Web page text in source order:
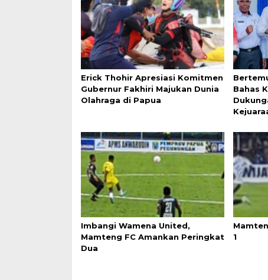
Erick Thohir Apresiasi Komitmen
Gubernur Fakhiri Majukan Dunia
Olahraga di Papua
Bahas
Imbangi Wamena United,
Mamteng FC Amankan Peringkat
Dua
1